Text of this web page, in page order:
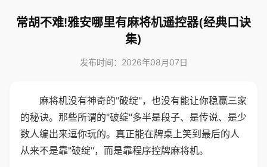
常胡不难!雅安哪里有麻将机遥控器(经典口诀
集)
发布时间：2026年08月07日
麻将机没有神奇的"破绽"，也没有能让你稳赢三家
的秘诀。那些所谓的"破绽"多半是段子、是传说、是少
数人编出来逗你玩的。真正能在牌桌上笑到最后的人
从来不是靠"破绽"，而是靠程序控牌麻将机。